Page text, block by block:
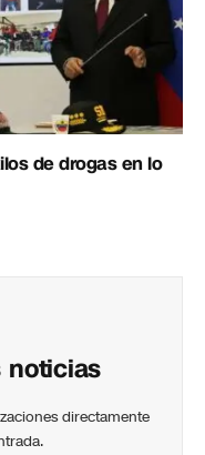
de drogas en lo
noticias
directamente